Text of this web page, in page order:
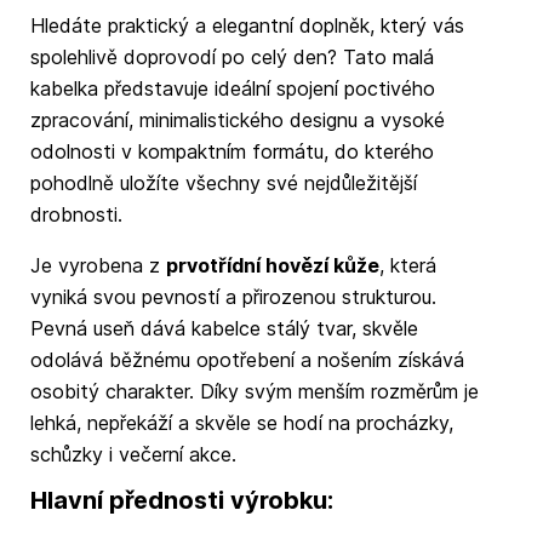
Hledáte praktický a elegantní doplněk, který vás
spolehlivě doprovodí po celý den? Tato malá
kabelka představuje ideální spojení poctivého
zpracování, minimalistického designu a vysoké
odolnosti v kompaktním formátu, do kterého
pohodlně uložíte všechny své nejdůležitější
drobnosti.
Je vyrobena z prvotřídní hovězí kůže, která
vyniká svou pevností a přirozenou strukturou.
Pevná useň dává kabelce stálý tvar, skvěle
odolává běžnému opotřebení a nošením získává
osobitý charakter. Díky svým menším rozměrům je
lehká, nepřekáží a skvěle se hodí na procházky,
schůzky i večerní akce.
Hlavní přednosti výrobku: